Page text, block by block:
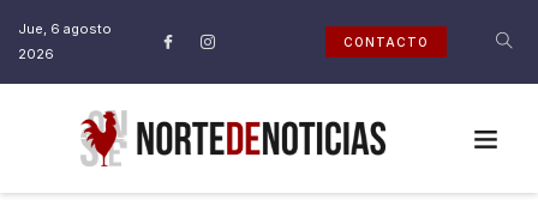
Jue, 6 agosto
2026
CONTACTO